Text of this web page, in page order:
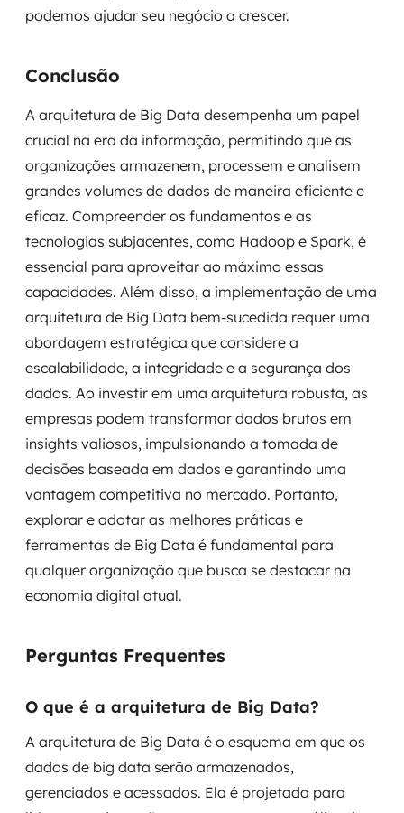
podemos ajudar seu negócio a crescer.
Conclusão
A arquitetura de Big Data desempenha um papel
crucial na era da informação, permitindo que as
organizações armazenem, processem e analisem
grandes volumes de dados de maneira eficiente e
eficaz. Compreender os fundamentos e as
tecnologias subjacentes, como Hadoop e Spark, é
essencial para aproveitar ao máximo essas
capacidades. Além disso, a implementação de uma
arquitetura de Big Data bem-sucedida requer uma
abordagem estratégica que considere a
escalabilidade, a integridade e a segurança dos
dados. Ao investir em uma arquitetura robusta, as
empresas podem transformar dados brutos em
insights valiosos, impulsionando a tomada de
decisões baseada em dados e garantindo uma
vantagem competitiva no mercado. Portanto,
explorar e adotar as melhores práticas e
ferramentas de Big Data é fundamental para
qualquer organização que busca se destacar na
economia digital atual.
Perguntas Frequentes
O que é a arquitetura de Big Data?
A arquitetura de Big Data é o esquema em que os
dados de big data serão armazenados,
gerenciados e acessados. Ela é projetada para